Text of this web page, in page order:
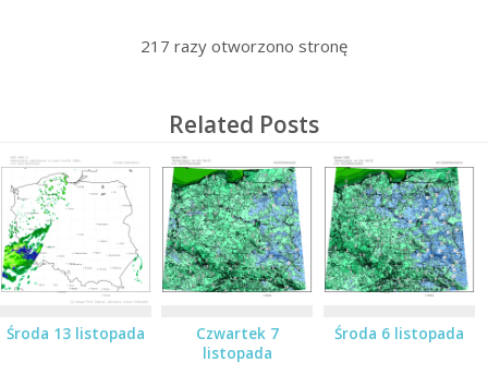
217 razy otworzono stronę
Related Posts
Środa 13 listopada
Czwartek 7
listopada
Środa 6 listopada